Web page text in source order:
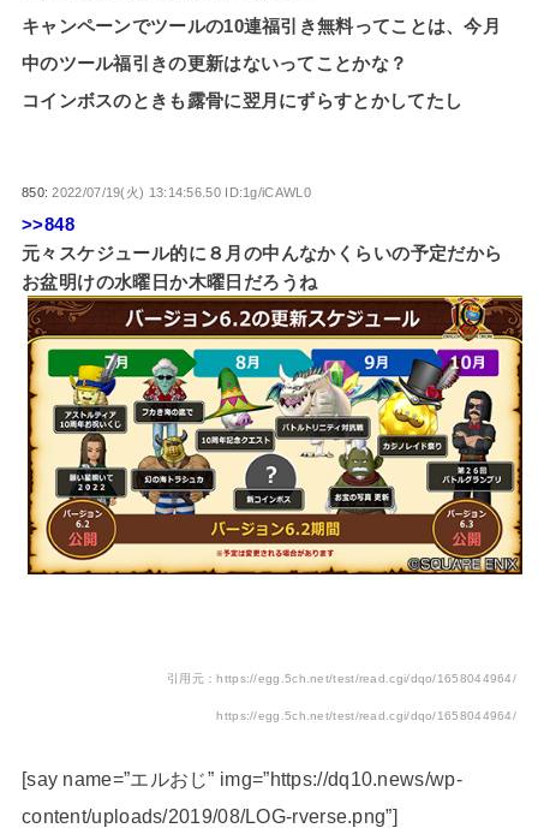
キャンペーンでツールの10連福引き無料ってことは、今月
中のツール福引きの更新はないってことかな？
コインボスのときも露骨に翌月にずらすとかしてたし
850:2022/07/19(火) 13:14:56.50 ID:1g/iCAWL0
>>848
元々スケジュール的に８月の中んなかくらいの予定だから
お盆明けの水曜日か木曜日だろうね
引用元：https://egg.5ch.net/test/read.cgi/dqo/1658044964/
https://egg.5ch.net/test/read.cgi/dqo/1658044964/
[say name=”エルおじ” img=”https://dq10.news/wp-
content/uploads/2019/08/LOG-rverse.png”]